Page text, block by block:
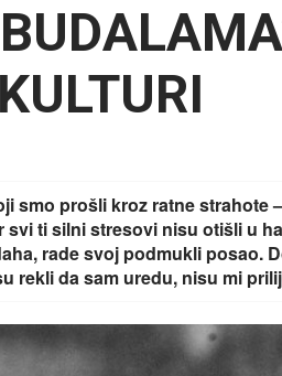
smo prošli kroz ratne strahote
svi ti silni stresovi nisu otišli u
rade svoj podmukli posao.
rekli da sam uredu, nisu mi